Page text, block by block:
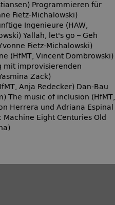
Programmieren für
Fietz-Michalowski)
Ingenieure (HAW,
Yallah, let's go – Geh
Fietz-Michalowski)
(HfMT, Vincent Dombrowski)
mit improvisierenden
Zack)
The music of inclusion (HfMT,
Herrera und Adriana Espinal
Machine Eight Centuries Old